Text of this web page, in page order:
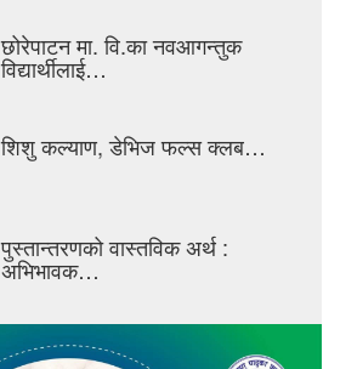
छोरेपाटन मा. वि.का नवआगन्तुक
विद्यार्थीलाई…
शिशु कल्याण, डेभिज फल्स क्लब…
पुस्तान्तरणको वास्तविक अर्थ :
अभिभावक…